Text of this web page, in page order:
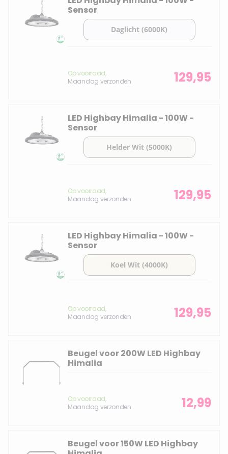
Sensor
Op voorraad,
Maandag verzonden
129,95
LED Highbay Himalia - 100W -
Sensor
Op voorraad,
Maandag verzonden
129,95
LED Highbay Himalia - 100W -
Sensor
Op voorraad,
Maandag verzonden
129,95
Beugel voor 200W LED Highbay
Himalia
Op voorraad,
Maandag verzonden
12,99
Beugel voor 150W LED Highbay